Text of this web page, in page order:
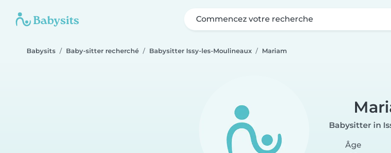
Commencez votre recherche
Babysits Baby-sitter recherché Babysitter Issy-les-Moulineaux Mariam
Babysitter in
Âge